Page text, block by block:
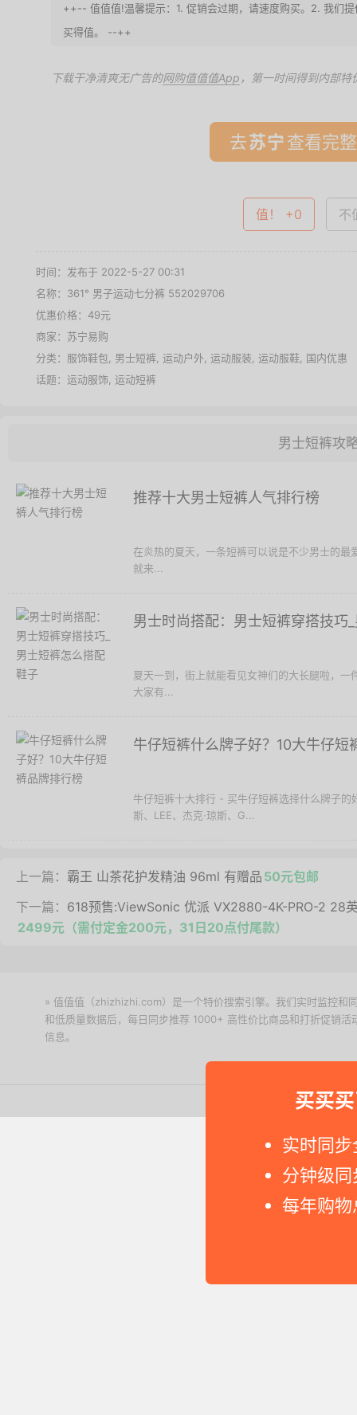
买买
实时同
分钟级
每年购
++-- 值值值!温馨提示：1. 促销会过期，请速度购买。2. 我们
买得值。 --++
下载干净清爽无广告的网购值值值App ，第一时间得到内部特
去 查看完
值！ +0 不
时间：发布于 2022-5-27 00:31
名称： 361° 男子运动七分裤 552029706
优惠价格： 49元
商家： 苏宁易购
分类： 服饰鞋包 男士短裤 运动户外 运动服装 运动服鞋 国内优惠
话题： 运动服饰 运动短裤
男士短裤攻
推荐十大男士短裤人气排行榜
在炎热的夏天，一条短裤可以说是不少男士的
就来...
男士时尚搭配：男士短裤穿搭技巧
夏天一到，街上就能看见女神们的大长腿啦，
大家有...
牛仔短裤什么牌子好？10大牛仔短
牛仔短裤十大排行 - 买牛仔短裤选择什么牌子
斯、LEE、杰克·琼斯、G...
上一篇： 霸王 山茶花护发精油 96ml 有赠品 50元包邮
下一篇： 618预售:ViewSonic 优派 VX2880-4K-PRO-2 28
2499元（需付定金200元，31日20点付尾款）
» 值值值（zhizhizhi.com）是一个特价搜索引擎。我们实时监控和
和低质量数据后，每日同步推荐 1000+ 高性价比商品和打折促销
信息。
Copyright © 2011-2026 网购